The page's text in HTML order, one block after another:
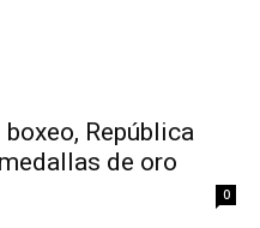
República
de oro
0